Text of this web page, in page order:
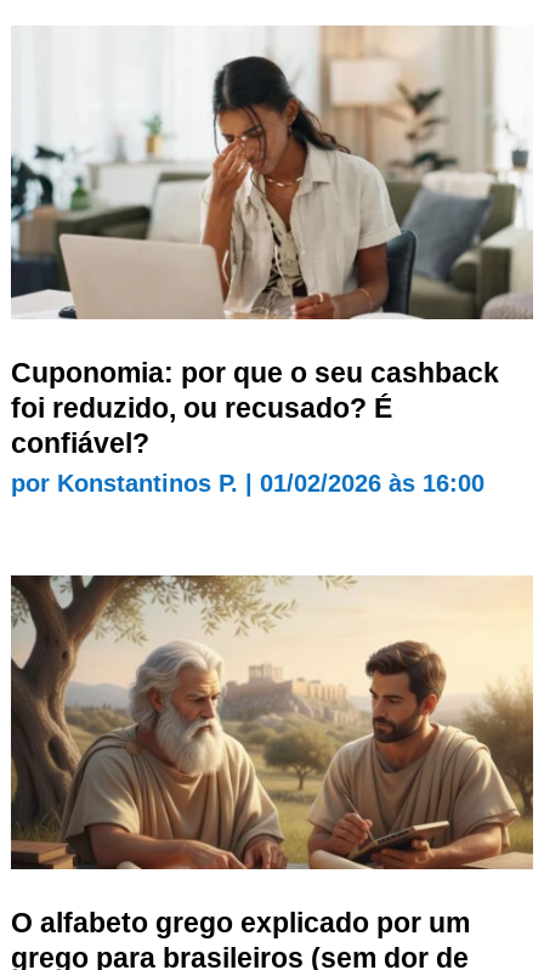
Cuponomia: por que o seu cashback
foi reduzido, ou recusado? É
confiável?
por Konstantinos P. 01/02/2026 às 16:00
O alfabeto grego explicado por um
grego para brasileiros (sem dor de